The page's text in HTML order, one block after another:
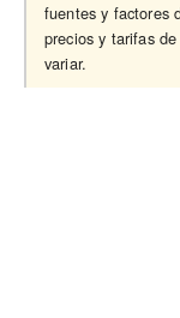
fuentes y factores
precios y tarifas
variar.